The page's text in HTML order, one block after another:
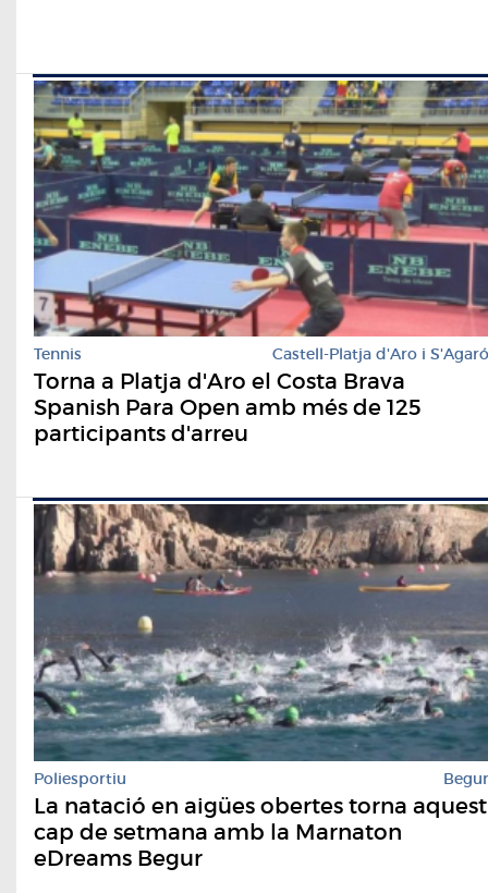
Tennis Castell-Platja d'Aro i S'Agaró
Torna a Platja d'Aro el Costa Brava
Spanish Para Open amb més de 125
participants d'arreu
Poliesportiu Begur
La natació en aigües obertes torna aquest
cap de setmana amb la Marnaton
eDreams Begur